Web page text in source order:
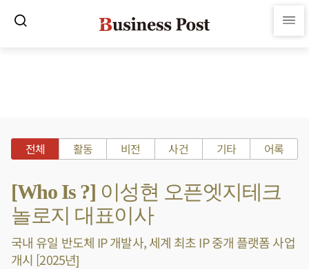
전체 활동 비전 사건 기타 어록
[Who Is ?] 이성현 오픈엣지테크
놀로지 대표이사
국내 유일 반도체 IP 개발사, 세계 최초 IP 중개 플랫폼 사업
개시 [2025년]